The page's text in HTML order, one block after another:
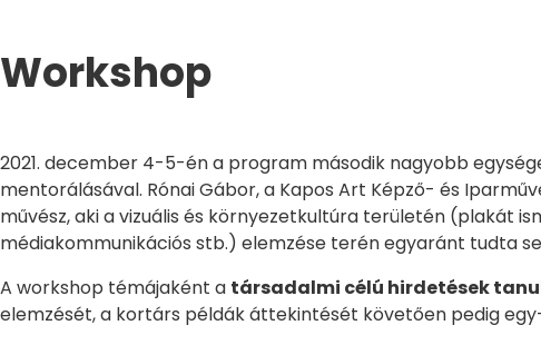
Workshop
2021. december 4-5-én a program második nagyobb
mentorálásával. Rónai Gábor, a Kapos Art Képző- és
művész, aki a vizuális és környezetkultúra területén (plakát
médiakommunikációs stb.) elemzése terén egyaránt tudta
A workshop témájaként a társadalmi célú hirdetések
elemzését, a kortárs példák áttekintését követően pedig